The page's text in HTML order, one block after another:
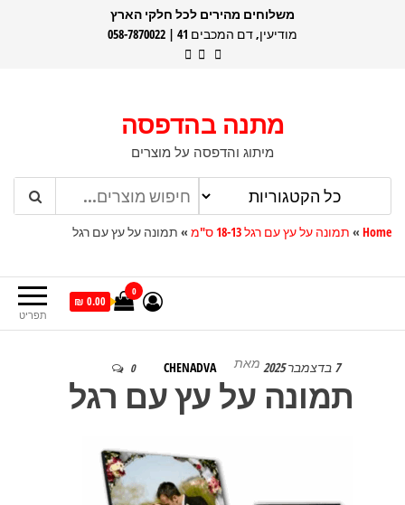
משלוחים מהירים לכל חלקי הארץ
מודיעין, דם המכבים 41 | 058-7870022
מתנה בהדפסה
מיתוג והדפסה על מוצרים
Home
» תמונה על עץ עם רגל 18-13 ס"מ » תמונה על עץ עם רגל
תפריט
0
0.00 ₪
7 בדצמבר 2025 מאת CHENADVA
0
תמונה על עץ עם רגל